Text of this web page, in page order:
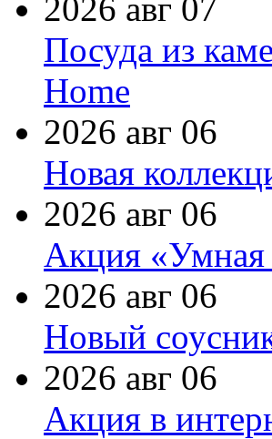
2026 авг 07
Посуда из
Home
2026 авг 06
Новая
2026 авг 06
Акция «Умная
2026 авг 06
Новый
2026 авг 06
Акция в